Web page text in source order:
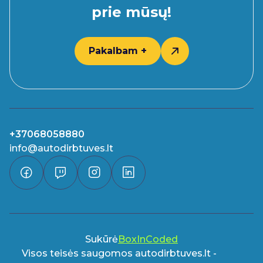
prie mūsų!
Pakalbam +
+37068058880
info@autodirbtuves.lt
SukūrėBoxInCoded
Visos teisės saugomos autodirbtuves.lt -